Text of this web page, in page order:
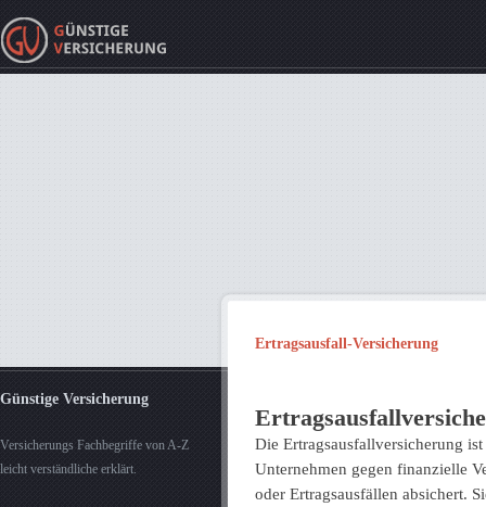
Günstige Versicherung
Versicherungs Fachbegriffe von A-Z
leicht verständliche erklärt.
Ertragsausfall-Versicherung
Die Ertragsausfallversicherung
Unternehmen gegen finanzielle
oder Ertragsausfällen absichert.